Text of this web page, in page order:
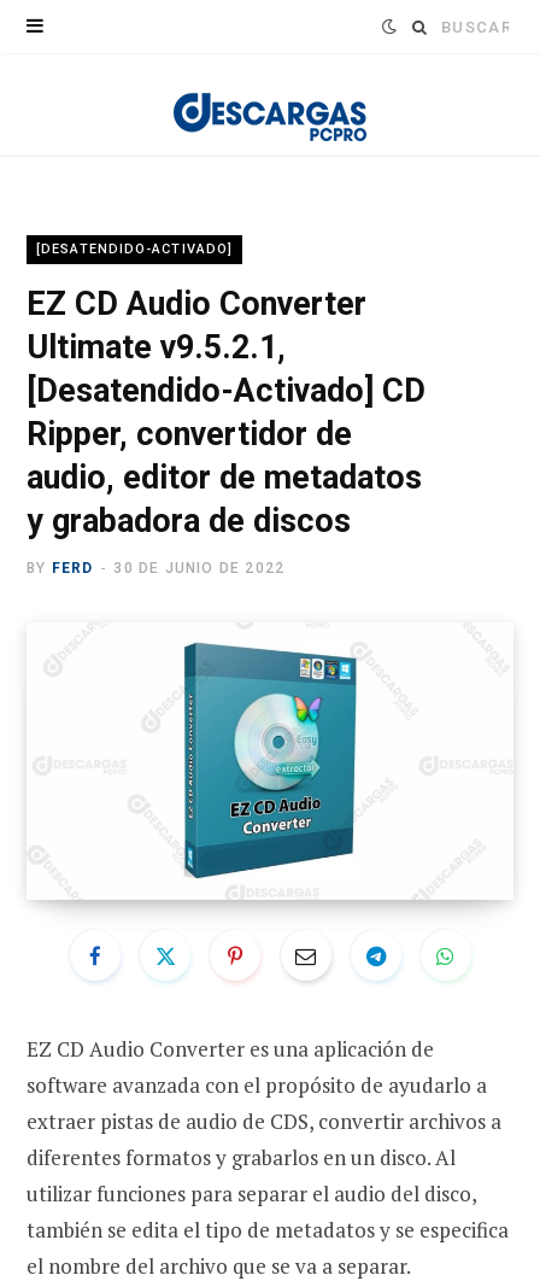
Buscar:
[DESATENDIDO-ACTIVADO]
EZ CD Audio Converter
Ultimate v9.5.2.1,
[Desatendido-Activado] CD
Ripper, convertidor de
audio, editor de metadatos
y grabadora de discos
BY FERD 30 DE JUNIO DE 2022
EZ CD Audio Converter es una aplicación de
software avanzada con el propósito de ayudarlo a
extraer pistas de audio de CDS, convertir archivos a
diferentes formatos y grabarlos en un disco. Al
utilizar funciones para separar el audio del disco,
también se edita el tipo de metadatos y se especifica
el nombre del archivo que se va a separar.